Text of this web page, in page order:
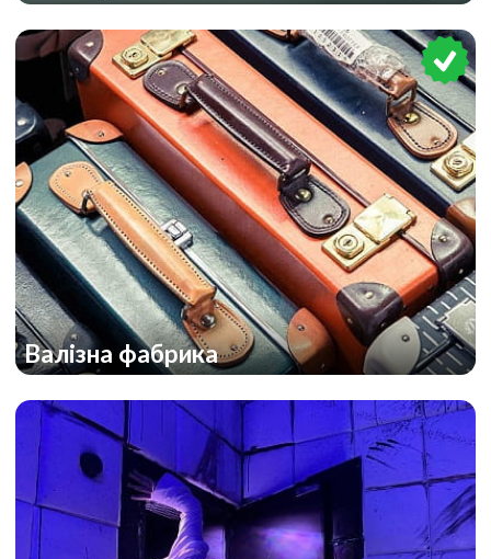
Валізна фабрика